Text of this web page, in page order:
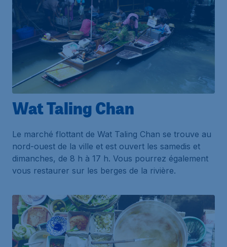
Wat Taling Chan
Le marché flottant de Wat Taling Chan se trouve au
nord-ouest de la ville et est ouvert les samedis et
dimanches, de 8 h à 17 h. Vous pourrez également
vous restaurer sur les berges de la rivière.